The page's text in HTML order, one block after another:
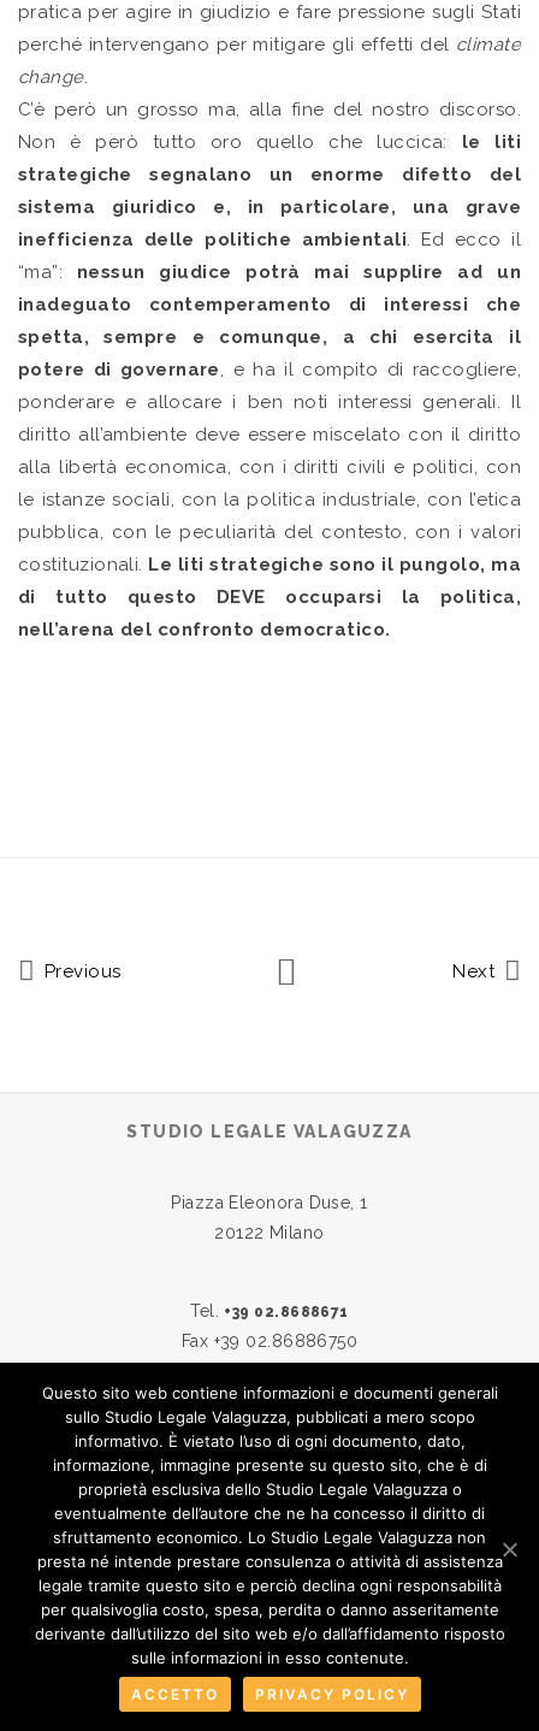
pratica per agire in giudizio e fare pressione sugli Stati
perché intervengano per mitigare gli effetti del climate
change.
C’è però un grosso ma, alla fine del nostro discorso.
Non è però tutto oro quello che luccica: le liti
strategiche segnalano un enorme difetto del
sistema giuridico e, in particolare, una grave
inefficienza delle politiche ambientali. Ed ecco il
“ma”: nessun giudice potrà mai supplire ad un
inadeguato contemperamento di interessi che
spetta, sempre e comunque, a chi esercita il
potere di governare, e ha il compito di raccogliere,
ponderare e allocare i ben noti interessi generali. Il
diritto all’ambiente deve essere miscelato con il diritto
alla libertà economica, con i diritti civili e politici, con
le istanze sociali, con la politica industriale, con l’etica
pubblica, con le peculiarità del contesto, con i valori
costituzionali. Le liti strategiche sono il pungolo, ma
di tutto questo DEVE occuparsi la politica,
nell’arena del confronto democratico.
Previous Next
STUDIO LEGALE VALAGUZZA
Piazza Eleonora Duse, 1
20122 Milano
Tel. +39 02.8688671
Fax +39 02.86886750
Skype:studiovalaguzza
Email:info@studiovalaguzza.it
© 2019STUDIO LEGALE VALAGUZZA
TUTTI I DIRITTI SONO RISERVATI
PRIVACY & COOKIE POLICY|CREDITS
Questo sito web contiene informazioni e documenti generali
sullo Studio Legale Valaguzza, pubblicati a mero scopo
informativo. È vietato l’uso di ogni documento, dato,
informazione, immagine presente su questo sito, che è di
proprietà esclusiva dello Studio Legale Valaguzza o
eventualmente dell’autore che ne ha concesso il diritto di
sfruttamento economico. Lo Studio Legale Valaguzza non
presta né intende prestare consulenza o attività di assistenza
legale tramite questo sito e perciò declina ogni responsabilità
per qualsivoglia costo, spesa, perdita o danno asseritamente
derivante dall’utilizzo del sito web e/o dall’affidamento risposto
sulle informazioni in esso contenute.
ACCETTO PRIVACY POLICY